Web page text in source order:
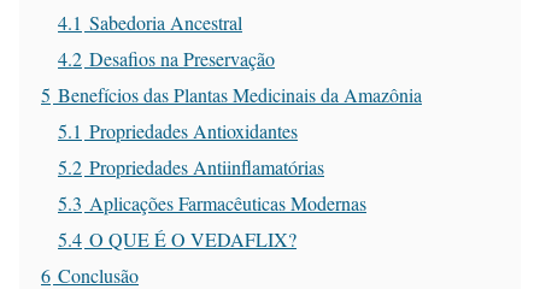
4.1 Sabedoria Ancestral
4.2 Desafios na Preservação
5 Benefícios das Plantas Medicinais da Amazônia
5.1 Propriedades Antioxidantes
5.2 Propriedades Antiinflamatórias
5.3 Aplicações Farmacêuticas Modernas
5.4 O QUE É O VEDAFLIX?
6 Conclusão